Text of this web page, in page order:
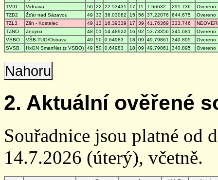
TVID
Vidnava 50 22 22.53431 17 11 7.56632 291.736
Overeno
TZD2
Žďár nad Sázavou 49 33 36.03082 15 56 37.22076 644.675
Overeno
TZL3
Zlín - Kostelec 49 13 16.39339 17 39 41.76369 333.746
TZNO
Znojmo 48 51 54.48922 16 02 53.73356 341.681
Overeno
VSBO
VŠB-TUO/Ostrava 49 50 0.64983 18 09 49.79861 340.895
Overeno
SVSB
HxGN SmartNet (z VSBO) 49 50 0.64983 18 09 49.79861 340.895 Overeno
Nahoru
2. Aktuální ověřené
Souřadnice jsou platné od
14.7.2026 (úterý), včetně.